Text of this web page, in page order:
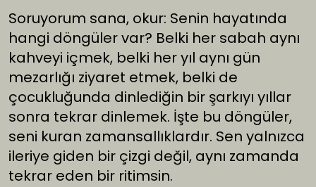
Soruyorum sana, okur: Senin hayatında
hangi döngüler var? Belki her sabah aynı
kahveyi içmek, belki her yıl aynı gün
mezarlığı ziyaret etmek, belki de
çocukluğunda dinlediğin bir şarkıyı yıllar
sonra tekrar dinlemek. İşte bu döngüler,
seni kuran zamansallıklardır. Sen yalnızca
ileriye giden bir çizgi değil, aynı zamanda
tekrar eden bir ritimsin.